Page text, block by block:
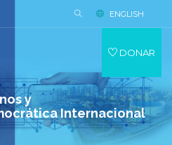
y
Internacional
ENGLISH
DONAR